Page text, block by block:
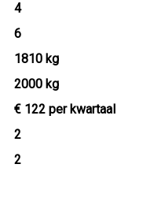
4
6
1810 kg
2000 kg
€ 122 per kwartaal
2
2